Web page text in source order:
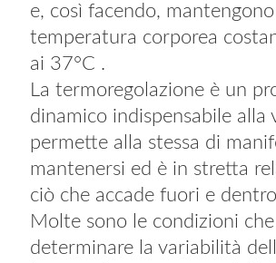
e, così facendo,
temperatura corporea
ai 37°C .
La termoregolazione è un
dinamico indispensabile alla
permette alla stessa di
mantenersi ed è in stretta
ciò che accade fuori e
Molte sono le condizioni
determinare la variabilità